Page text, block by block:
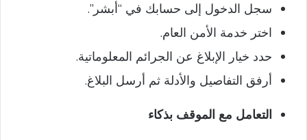
سجل الدخول إلى حسابك في “أبشر”.
اختر خدمة الأمن العام.
حدد خيار الإبلاغ عن الجرائم المعلوماتية.
أرفق التفاصيل والأدلة ثم أرسل البلاغ.
التعامل مع الموقف بذكاء